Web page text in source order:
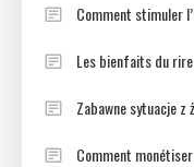
Comment stimuler
Les bienfaits du
Zabawne sytuacje z
Comment